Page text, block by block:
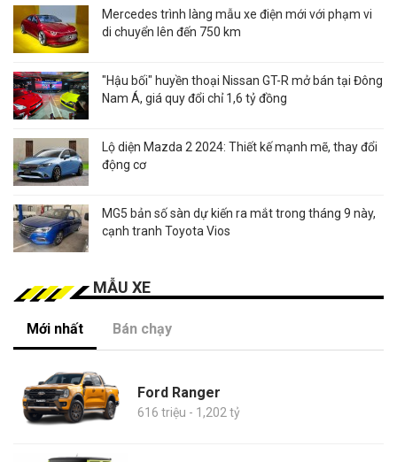
Mercedes trình làng mẫu xe điện mới với phạm vi
di chuyển lên đến 750 km
"Hậu bối" huyền thoại Nissan GT-R mở bán tại Đông
Nam Á, giá quy đổi chỉ 1,6 tỷ đồng
Lộ diện Mazda 2 2024: Thiết kế mạnh mẽ, thay đổi
động cơ
MG5 bản số sàn dự kiến ra mắt trong tháng 9 này,
cạnh tranh Toyota Vios
MẪU XE
Mới nhất Bán chạy
Ford Ranger
616 triệu - 1,202 tỷ